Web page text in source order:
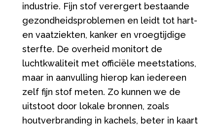
industrie. Fijn stof verergert bestaande
gezondheidsproblemen en leidt tot hart-
en vaatziekten, kanker en vroegtijdige
sterfte. De overheid monitort de
luchtkwaliteit met officiële meetstations,
maar in aanvulling hierop kan iedereen
zelf fijn stof meten. Zo kunnen we de
uitstoot door lokale bronnen, zoals
houtverbranding in kachels, beter in kaart